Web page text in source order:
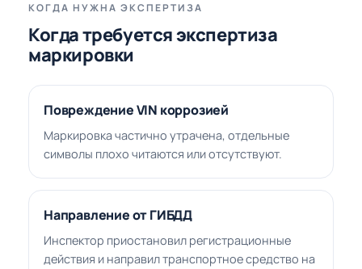
КОГДА НУЖНА ЭКСПЕРТИЗА
Когда требуется экспертиза
маркировки
Повреждение VIN коррозией
Маркировка частично утрачена, отдельные
символы плохо читаются или отсутствуют.
Направление от ГИБДД
Инспектор приостановил регистрационные
действия и направил транспортное средство на